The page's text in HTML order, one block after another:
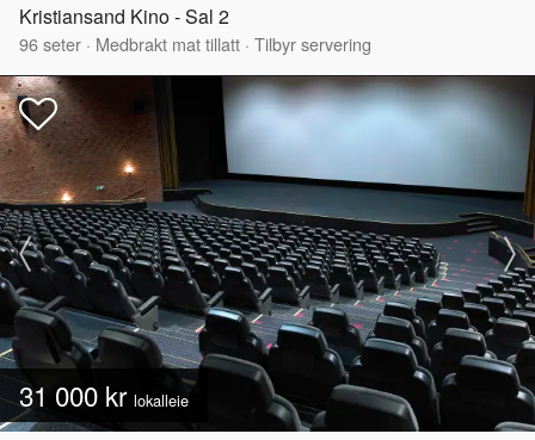
Kristiansand Kino - Sal 2
96seter · Medbrakt mat tillatt · Tilbyr servering
31 000 kr lokalleie